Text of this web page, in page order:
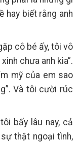
hay biết rằng anh
cô bé ấy, tôi vô
chưa anh kìa”.
mỹ của em sao
Và tôi cười rúc
bấy lâu nay, cả
thật ngoại tình,